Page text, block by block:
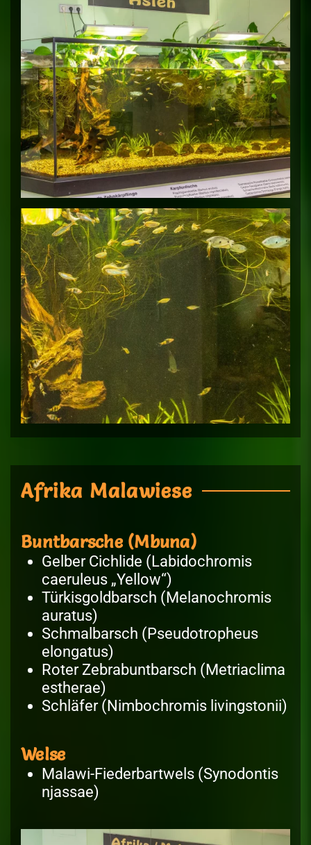
Afrika Malawiese
Buntbarsche (Mbuna)
Gelber Cichlide (Labidochromis
caeruleus „Yellow“)
Türkisgoldbarsch (Melanochromis
auratus)
Schmalbarsch (Pseudotropheus
elongatus)
Roter Zebrabuntbarsch (Metriaclima
estherae)
Schläfer (Nimbochromis livingstonii)
Welse
Malawi-Fiederbartwels (Synodontis
njassae)